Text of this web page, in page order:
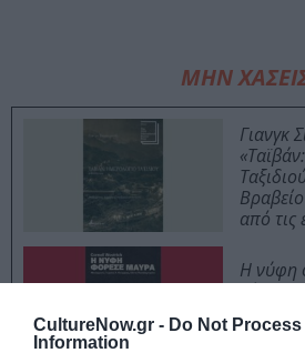
CultureNow.gr - Do Not Process
Information
ΜΗΝ
Γιανγκ
από τις
Η νύφη
νέο